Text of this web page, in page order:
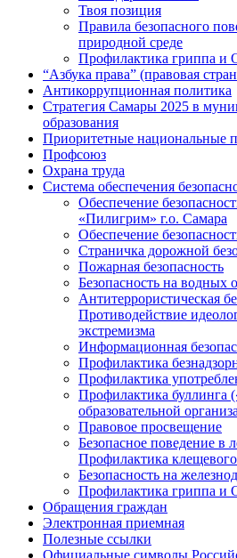
Твоя позиция
Правила безопасного
природной среде
Профилактика гриппа
“Азбука права” (правовая
Антикоррупционная политика
Стратегия Самары 2025 в
образования
Приоритетные национальные
Профсоюз
Охрана труда
Система обеспечения
Обеспечение
«Пилигрим» г.о. Самара
Обеспечение
Страничка дорожной
Пожарная безопасность
Безопасность на водных
Антитеррористическая
Противодействие
экстремизма
Информационная
Профилактика
Профилактика
Профилактика буллинга
образовательной
Правовое просвещение
Безопасное поведение в
Профилактика
Безопасность на
Профилактика гриппа
Обращения граждан
Электронная приемная
Полезные ссылки
Официальные символы